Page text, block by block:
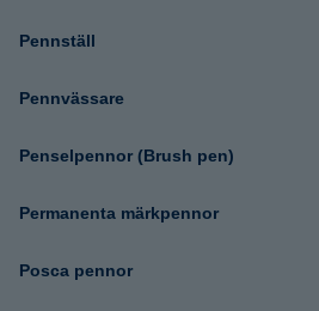
Pennställ
Pennvässare
Penselpennor (Brush pen)
Permanenta märkpennor
Posca pennor